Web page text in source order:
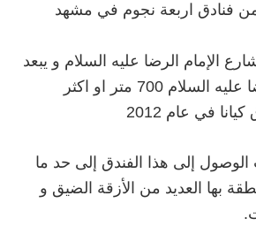
من فنادق اربعة نجوم في مشهد
الإمام الرضا عليه السلام و يبعد
700 متر او اكثر
في عام 2012
إلى هذا الفندق إلى حد ما
بها العديد من الأزقة الضيق و